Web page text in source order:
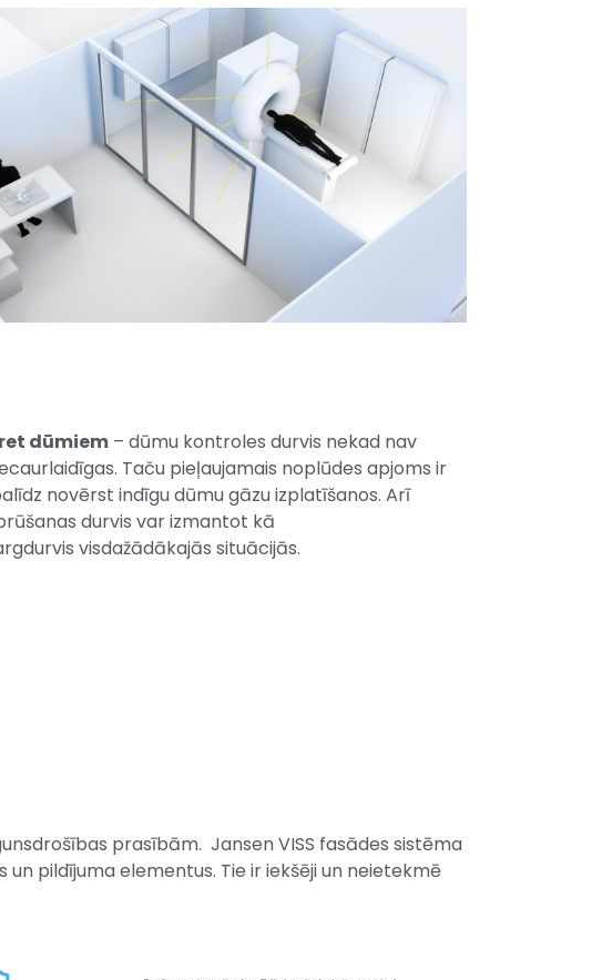
dūmiem – dūmu kontroles durvis nekad nav
Taču pieļaujamais noplūdes apjoms ir
novērst indīgu dūmu gāzu izplatīšanos. Arī
durvis var izmantot kā
visdažādākajās situācijās.
prasībām. Jansen VISS fasādes sistēma
pildījuma elementus. Tie ir iekšēji un neietekmē